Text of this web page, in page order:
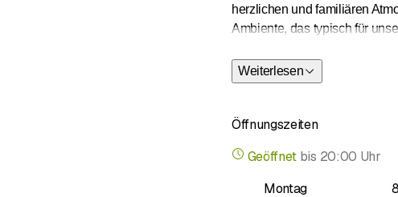
herzlichen und familiären
Ambiente, das typisch für
Unsere kulinarischen
Käsekruste– Eine knusprige
Walliser Teller– Eine
Weiterlesen
Öffnungszeiten
Geöffnet bis 20:00 Uhr
Montag
8